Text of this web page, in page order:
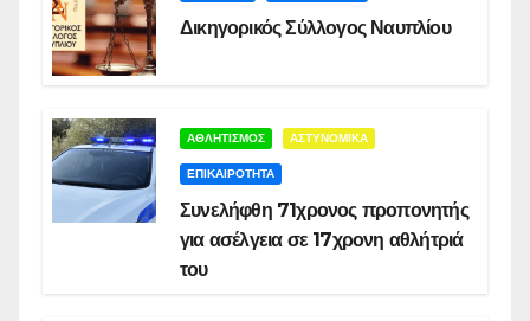
Δικηγορικός Σύλλογος Ναυπλίου
ΑΘΛΗΤΙΣΜΟΣ ΑΣΤΥΝΟΜΙΚΑ
ΕΠΙΚΑΙΡΟΤΗΤΑ
Συνελήφθη 71χρονος προπονητής
για ασέλγεια σε 17χρονη αθλήτριά
του